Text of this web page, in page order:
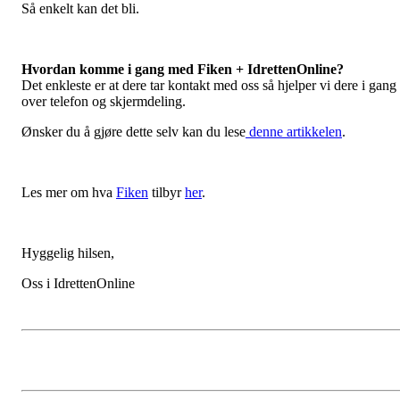
Så enkelt kan det bli.
Hvordan komme i gang med Fiken + IdrettenOnline?
Det enkleste er at dere tar kontakt med oss så hjelper vi dere i gang
over telefon og skjermdeling.
Ønsker du å gjøre dette selv kan du lese denne artikkelen.
Les mer om hva Fiken tilbyrher.
Hyggelig hilsen,
Oss i IdrettenOnline